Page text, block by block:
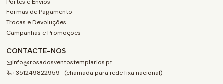
Portes e Envios
Formas de Pagamento
Trocas e Devoluções
Campanhas e Promoções
CONTACTE-NOS
info@rosadosventostemplarios.pt
+351249822959 (chamada para rede fixa nacional)